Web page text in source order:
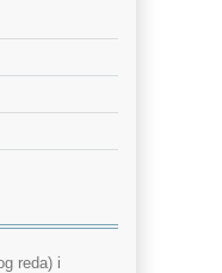
reda) i